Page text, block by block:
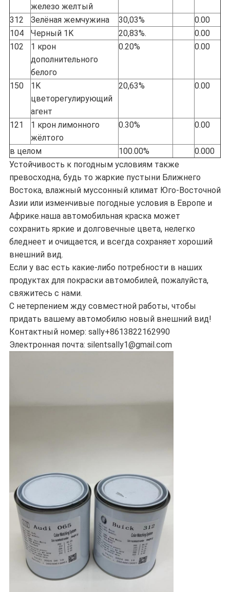
железо желтый
312 Зелёная жемчужина 30,03%
0.00
104
Черный 1K 20,83%.
0.00
102
1 крон
дополнительного
белого
0.20% 0.00
150
1K
цветорегулирующий
агент
20,63% 0.00
121
1 крон лимонного
жёлтого
0.30% 0.00
в целом 100.00%
0.000
Устойчивость к погодным условиям также
превосходна, будь то жаркие пустыни Ближнего
Востока, влажный муссонный климат Юго-Восточной
Азии или изменчивые погодные условия в Европе и
Африке.наша автомобильная краска может
сохранить яркие и долговечные цвета, нелегко
бледнеет и очищается, и всегда сохраняет хороший
внешний вид.
Если у вас есть какие-либо потребности в наших
продуктах для покраски автомобилей, пожалуйста,
свяжитесь с нами.
С нетерпением жду совместной работы, чтобы
придать вашему автомобилю новый внешний вид!
Контактный номер: sally+8613822162990
Электронная почта: silentsally1@gmail.com